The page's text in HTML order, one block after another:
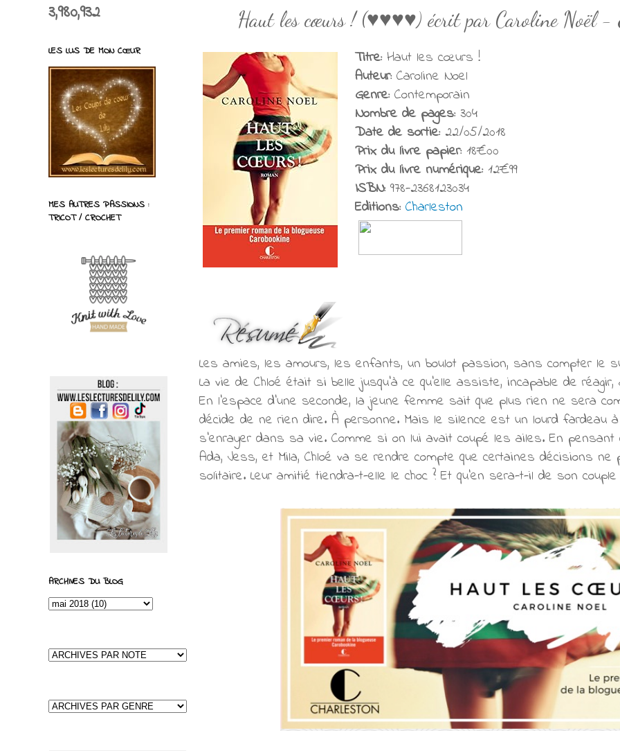
Haut les cœurs ! (♥♥♥♥) écrit par Caroline Noël -
Titre: Haut les cœurs !
Auteur: Caroline Noel
Genre: Contemporain
Nombre de pages: 304
Date de sortie: 22/05/2018
Prix du livre papier: 18€00
Prix du livre numérique: 12€99
ISBN: 978-2368123034
Editions: Charleston
Les amies, les amours, les enfants, un boulot passion, sans compter le
La vie de Chloé était si belle jusqu'à ce qu'elle assiste, incapable de
En l'espace d'une seconde, la jeune femme sait que plus rien ne sera
décide de ne rien dire. À personne. Mais le silence est un lourd fardeau
s'enrayer dans sa vie. Comme si on lui avait coupé les ailes. En
Ada, Jess, et Mila, Chloé va se rendre compte que certaines décisions
solitaire. Leur amitié tiendra-t-elle le choc ? Et qu'en sera-t-il de son couple
3,980,932
LES LUS DE MON CŒUR
MES AUTRES PASSIONS :
TRICOT / CROCHET
ARCHIVES DU BLOG